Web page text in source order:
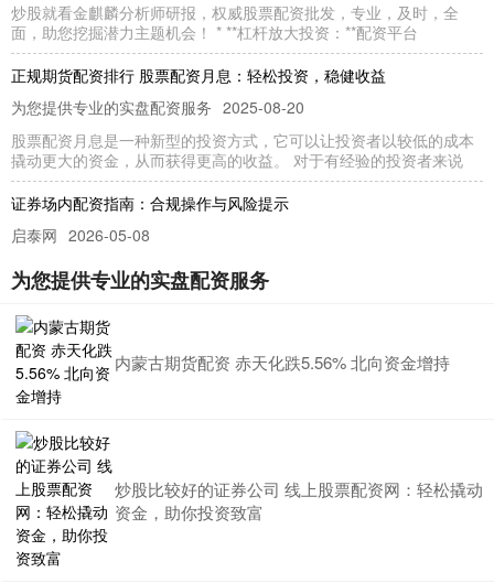
炒股就看金麒麟分析师研报，权威股票配资批发，专业，及时，全
面，助您挖掘潜力主题机会！ * **杠杆放大投资：**配资平台
正规期货配资排行 股票配资月息：轻松投资，稳健收益
为您提供专业的实盘配资服务 2025-08-20
股票配资月息是一种新型的投资方式，它可以让投资者以较低的成本
撬动更大的资金，从而获得更高的收益。 对于有经验的投资者来说
证券场内配资指南：合规操作与风险提示
启泰网 2026-05-08
在A股市场波动加剧的背景下，部分投资者希望通过配资放大收益。
然而，证券场内配资涉及复杂的金融杠杆操作，稍有不慎便可能面临
正规的股票配资平台 炒股配资条件大揭秘：满足要求轻松配资
为您提供专业的实盘配资服务 2025-06-26
炒股配资是一种杠杆交易方式，可以放大收益，但同时也伴随着风
为您提供专业的实盘配资服务
内蒙古期货配资 赤天化跌5.56% 北向资金增持
炒股比较好的证券公司 线上股票配资网：轻松撬动
资金，助你投资致富